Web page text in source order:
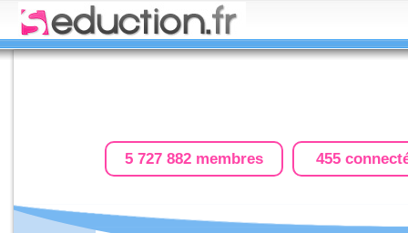
5 727 882 membres 455